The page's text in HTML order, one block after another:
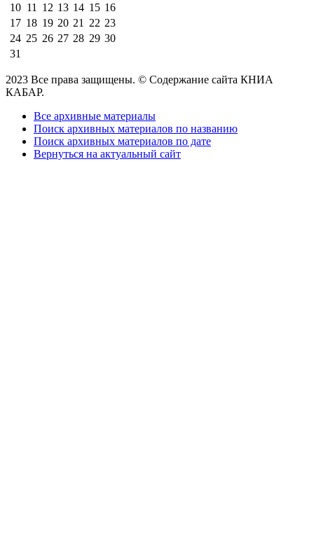
10 11 12 13 14 15 16
17 18 19 20 21 22 23
24 25 26 27 28 29 30
31
2023 Все права защищены. © Содержание сайта КНИА
КАБАР.
Все архивные материалы
Поиск архивных материалов по названию
Поиск архивных материалов по дате
Вернуться на актуальный сайт